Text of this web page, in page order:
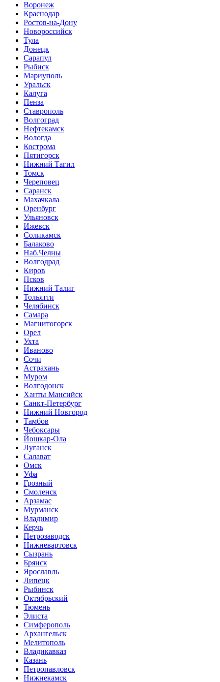
Воронеж
Краснодар
Ростов-на-Дону
Новороссийск
Тула
Донецк
Сарапул
Рыбиск
Мариуполь
Уральск
Калуга
Пенза
Ставрополь
Волгоград
Нефтекамск
Вологда
Кострома
Пятигорск
Нижний Тагил
Томск
Череповец
Саранск
Махачкала
Оренбург
Ульяновск
Ижевск
Соликамск
Балаково
Наб.Челны
Волгодрад
Киров
Псков
Нижний Талиг
Тольятти
Челябинск
Самара
Магнитогорск
Орел
Ухта
Иваново
Сочи
Астрахань
Муром
Волгодонск
Ханты Мансийск
Санкт-Петербург
Нижний Новгород
Тамбов
Чебоксары
Йошкар-Ола
Луганск
Салават
Омск
Уфа
Грозный
Смоленск
Арзамас
Мурманск
Владимир
Керчь
Петрозаводск
Нижневартовск
Сызрань
Брянск
Ярославль
Липецк
Рыбинск
Октябрьский
Тюмень
Элиста
Симферополь
Архангельск
Мелитополь
Владикавказ
Казань
Петропавловск
Нижнекамск